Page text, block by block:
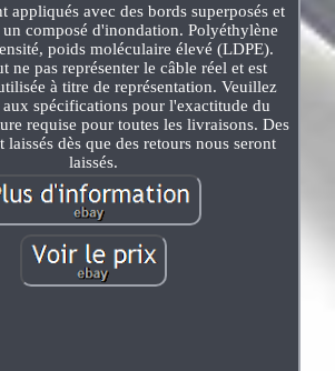
appliqués avec des bords superposés et
un composé d'inondation. Polyéthylène
poids moléculaire élevé (LDPE).
ne pas représenter le câble réel et est
à titre de représentation. Veuillez
spécifications pour l'exactitude du
requise pour toutes les livraisons. Des
laissés dès que des retours nous seront
laissés.